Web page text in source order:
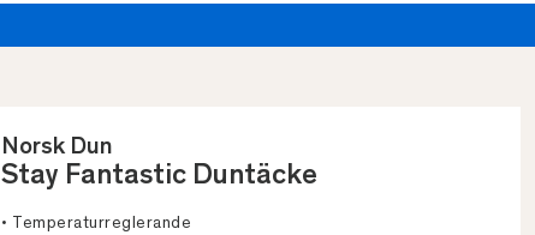
Norsk Dun
Stay Fantastic Duntäcke
• Temperaturreglerande